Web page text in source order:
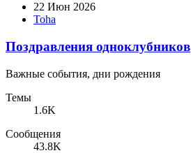
22 Июн 2026
Toha
Поздравления одноклубников
Важные события, дни рождения
Темы
1.6K
Сообщения
43.8K